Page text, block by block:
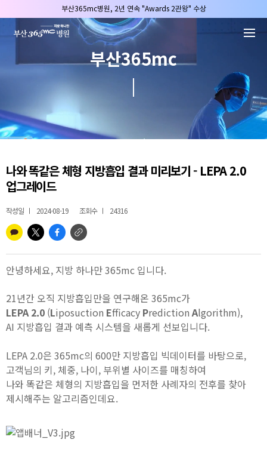
부산365mc병원, 2년 연속 "Awards 2관왕" 수상
2025 "부산365mc 보건복지부 장관상" 수상!
부산365mc병원, 8/15(토) 광복절 정상진료
부산365mc병원, 2년 연속 "Awards 2관왕" 수상
2025 "부산365mc 보건복지부 장관상" 수상!
부산365mc
나와 똑같은 체형 지방흡입 결과 미리보기 - LEPA 2.0
업그레이드
작성일 2024-08-19 조회수 24316
안녕하세요, 지방 하나만 365mc 입니다.
21년간 오직 지방흡입만을 연구해온 365mc가
LEPA 2.0 (Liposuction Efficacy PredictionAlgorithm),
AI 지방흡입 결과 예측 시스템을 새롭게 선보입니다.
LEPA 2.0은 365mc의 600만 지방흡입 빅데이터를 바탕으로,
고객님의 키, 체중, 나이, 부위별 사이즈를 매칭하여
나와 똑같은 체형의 지방흡입을 먼저한 사례자의 전후를 찾아
제시해주는 알고리즘인데요.